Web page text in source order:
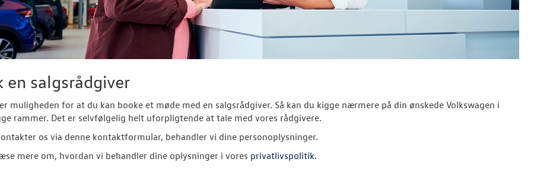
en salgsrådgiver
muligheden for at du kan booke et møde med en salgsrådgiver. Så kan du kigge nærmere på din ønskede Volkswagen i
rammer. Det er selvfølgelig helt uforpligtende at tale med vores rådgivere.
os via denne kontaktformular, behandler vi dine personoplysninger.
mere om, hvordan vi behandler dine oplysninger i vores privatlivspolitik.